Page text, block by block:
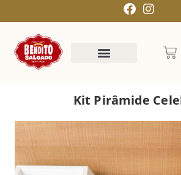
Kit Pirâmide